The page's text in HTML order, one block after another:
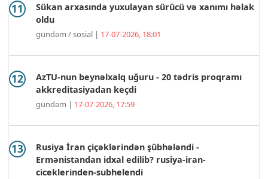
Sükan arxasında yuxulayan sürücü və xanımı həlak
oldu
gündəm / sosial | 17-07-2026, 18:01
AzTU-nun beynəlxalq uğuru - 20 tədris proqramı
akkreditasiyadan keçdi
gündəm | 17-07-2026, 17:59
Rusiya İran çiçəklərindən şübhələndi -
Ermənistandan idxal edilib? rusiya-iran-
ciceklerinden-subhelendi